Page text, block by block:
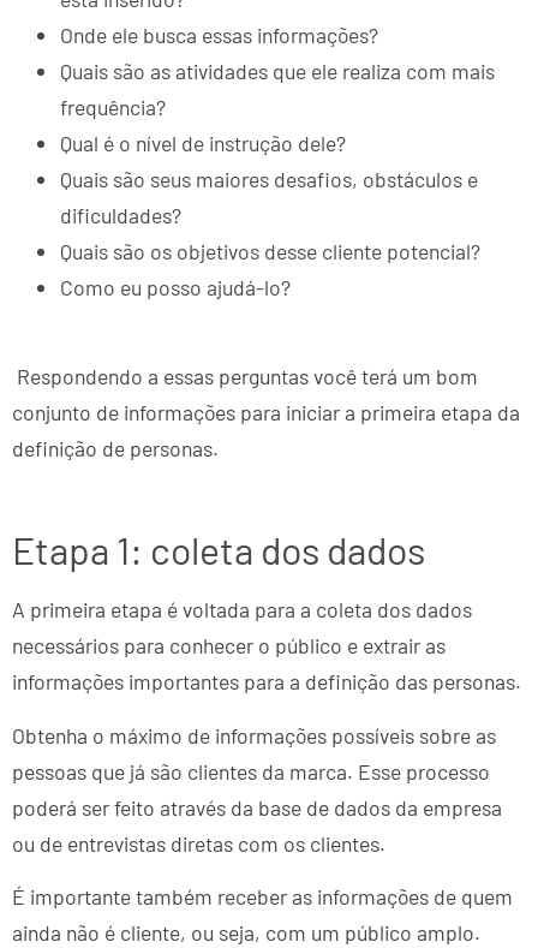
Onde ele busca essas informações?
Quais são as atividades que ele realiza com mais
frequência?
Qual é o nível de instrução dele?
Quais são seus maiores desafios, obstáculos e
dificuldades?
Quais são os objetivos desse cliente potencial?
Como eu posso ajudá-lo?
Respondendo a essas perguntas você terá um bom
conjunto de informações para iniciar a primeira etapa da
definição de personas.
Etapa 1: coleta dos dados
A primeira etapa é voltada para a coleta dos dados
necessários para conhecer o público e extrair as
informações importantes para a definição das personas.
Obtenha o máximo de informações possíveis sobre as
pessoas que já são clientes da marca. Esse processo
poderá ser feito através da base de dados da empresa
ou de entrevistas diretas com os clientes.
É importante também receber as informações de quem
ainda não é cliente, ou seja, com um público amplo.